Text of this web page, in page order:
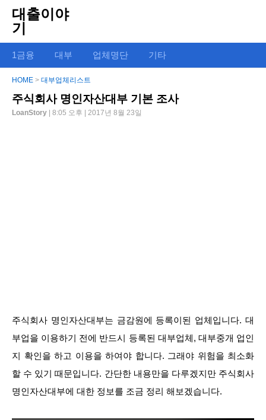
대출이야
기
1금융 대부 업체명단 기타
HOME > 대부업체리스트
주식회사 명인자산대부 기본 조사
LoanStory | 8:05 오후 | 2017년 8월 23일
주식회사 명인자산대부는 금감원에 등록이된 업체입니다. 대
부업을 이용하기 전에 반드시 등록된 대부업체, 대부중개 업인
지 확인을 하고 이용을 하여야 합니다. 그래야 위험을 최소화
할 수 있기 때문입니다. 간단한 내용만을 다루겠지만 주식회사
명인자산대부에 대한 정보를 조금 정리 해보겠습니다.